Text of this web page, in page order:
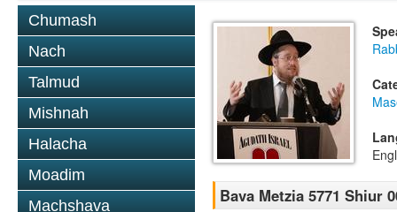
Chumash
Nach
Talmud
Mishnah
Halacha
Moadim
Machshava
Bava Metzia 5771 Shiur